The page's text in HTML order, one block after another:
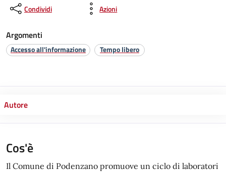
Condividi Azioni
Argomenti
Accesso all'informazione Tempo libero
Autore
Cos'è
Il Comune di Podenzano promuove un ciclo di laboratori